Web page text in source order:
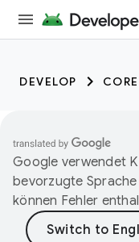
DEVELOP
Google verwendet
bevorzugte
können Fehler